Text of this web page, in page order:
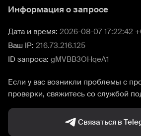
Информация о запросе
Дата и время: 2026-08-07 17:22:42
Ваш IP: 216.73.216.125
ID запроса: gMVBB3OHqeA1
Если у вас возникли проблемы с
проверки, свяжитесь со службой
Связаться в